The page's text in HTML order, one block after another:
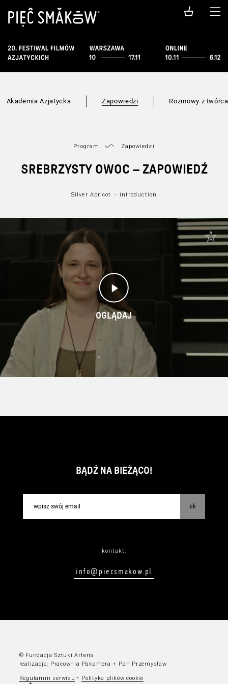
Akademia Azjatycka Zapowiedzi Rozmowy z
Program Zapowiedzi
SREBRZYSTY OWOC – ZAPOWIEDŹ
Silver Apricot – introduction
OGLĄDAJ
BĄDŹ NA BIEŻĄCO!
ok
kontakt:
info@piecsmakow.pl
© Fundacja Sztuki Arteria
realizacja: Pracownia Pakamera + Pan Przemysław
Regulamin serwisu • Polityka plików cookie